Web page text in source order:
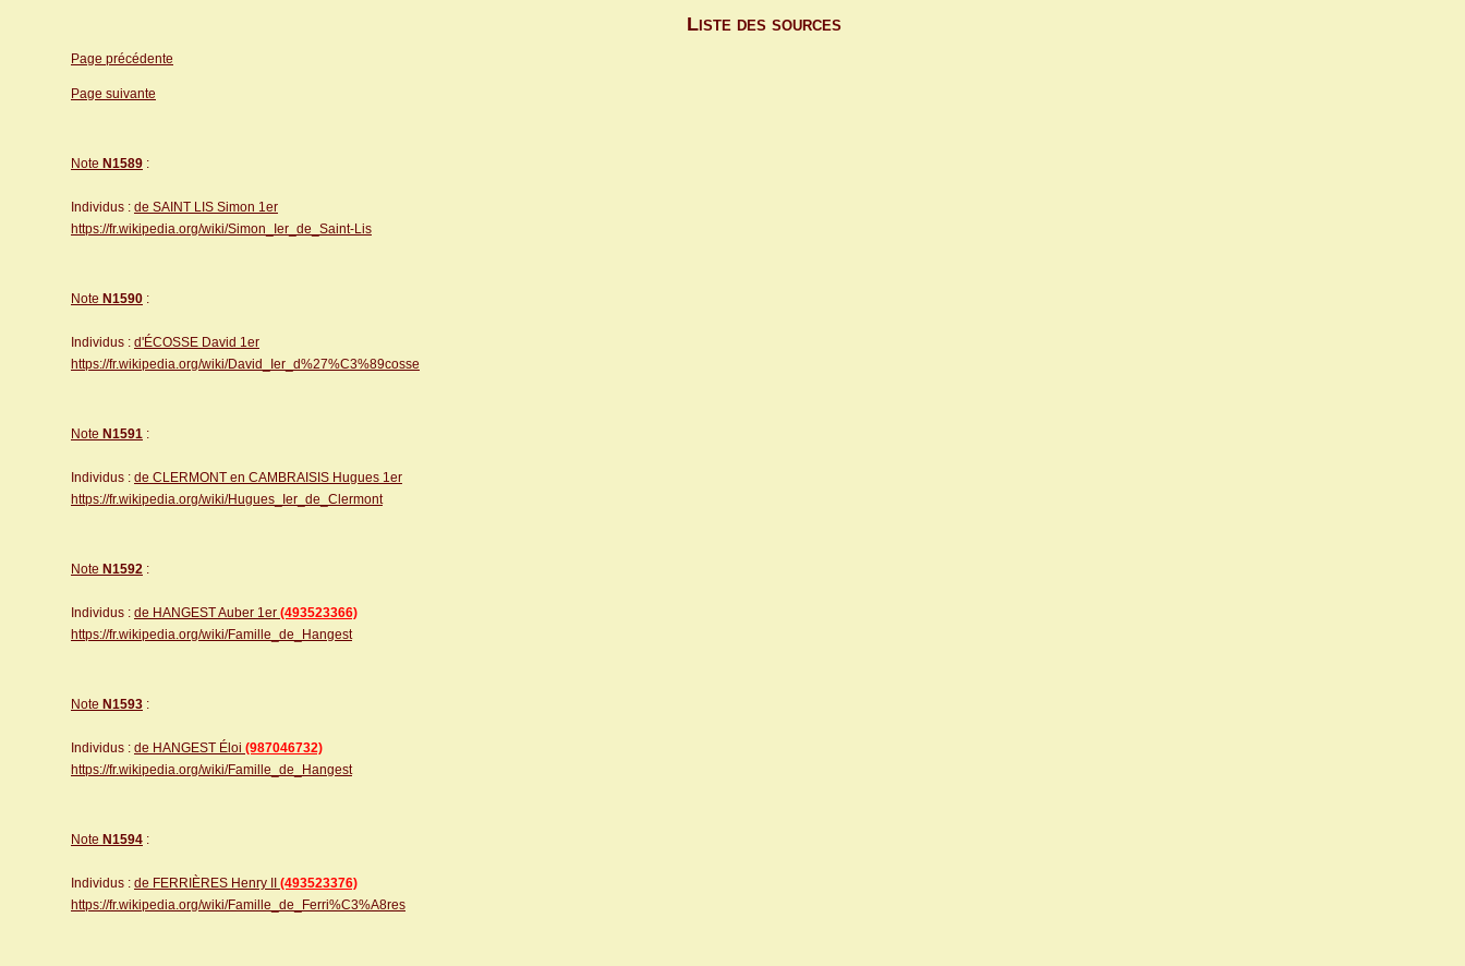
Liste des sources
Page précédente
Page suivante
Note N1589 :
Individus : de SAINT LIS Simon 1er
https://fr.wikipedia.org/wiki/Simon_Ier_de_Saint-Lis
Note N1590 :
Individus : d'ÉCOSSE David 1er
https://fr.wikipedia.org/wiki/David_Ier_d%27%C3%89cosse
Note N1591 :
Individus : de CLERMONT en CAMBRAISIS Hugues 1er
https://fr.wikipedia.org/wiki/Hugues_Ier_de_Clermont
Note N1592 :
Individus : de HANGEST Auber 1er (493523366)
https://fr.wikipedia.org/wiki/Famille_de_Hangest
Note N1593 :
Individus : de HANGEST Éloi (987046732)
https://fr.wikipedia.org/wiki/Famille_de_Hangest
Note N1594 :
Individus : de FERRIÈRES Henry II (493523376)
https://fr.wikipedia.org/wiki/Famille_de_Ferri%C3%A8res